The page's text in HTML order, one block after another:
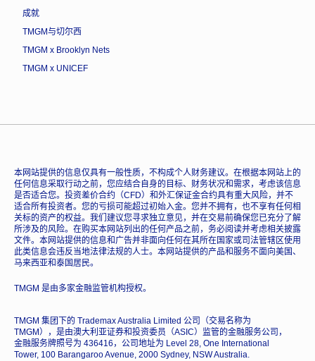
成就
TMGM与切尔西
TMGM x Brooklyn Nets
TMGM x UNICEF
本网站提供的信息仅具有一般性质，不构成个人财务建议。在根据本网站上的
任何信息采取行动之前，您应结合自身的目标、财务状况和需求，考虑该信息
是否适合您。投资差价合约（CFD）和外汇保证金合约具有重大风险，并不
适合所有投资者。您的亏损可能超过初始入金。您并不拥有，也不享有任何相
关标的资产的权益。我们建议您寻求独立意见，并在交易前确保您已充分了解
所涉及的风险。在购买本网站列出的任何产品之前，务必阅读并考虑相关披露
文件。本网站提供的信息和广告并非面向任何在其所在国家或司法管辖区使用
此类信息会违反当地法律法规的人士。本网站提供的产品和服务不面向美国、
马来西亚和泰国居民。
TMGM 是由多家金融监管机构授权。
TMGM 集团下的 Trademax Australia Limited 公司（交易名称为
TMGM），是由澳大利亚证券和投资委员（ASIC）监管的金融服务公司，
金融服务牌照号为 436416，公司地址为 Level 28, One International
Tower, 100 Barangaroo Avenue, 2000 Sydney, NSW Australia.